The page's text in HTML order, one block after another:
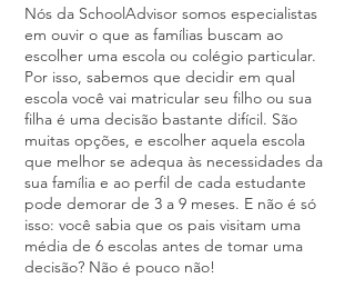
Nós da SchoolAdvisor somos especialistas
em ouvir o que as famílias buscam ao
escolher uma escola ou colégio particular.
Por isso, sabemos que decidir em qual
escola você vai matricular seu filho ou sua
filha é uma decisão bastante difícil. São
muitas opções, e escolher aquela escola
que melhor se adequa às necessidades da
sua família e ao perfil de cada estudante
pode demorar de 3 a 9 meses. E não é só
isso: você sabia que os pais visitam uma
média de 6 escolas antes de tomar uma
decisão? Não é pouco não!